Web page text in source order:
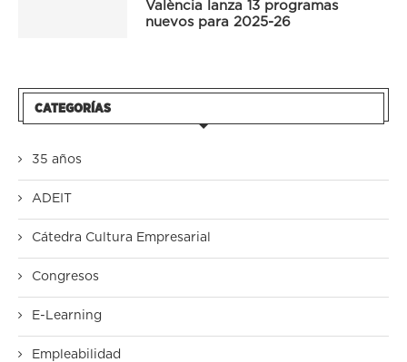
València lanza 13 programas
nuevos para 2025-26
CATEGORÍAS
35 años
ADEIT
Cátedra Cultura Empresarial
Congresos
E-Learning
Empleabilidad